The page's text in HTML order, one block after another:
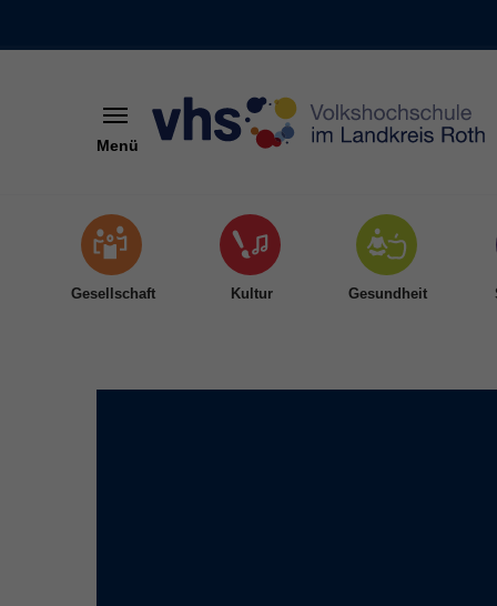
Menü
Gesellschaft Kultur Gesundheit